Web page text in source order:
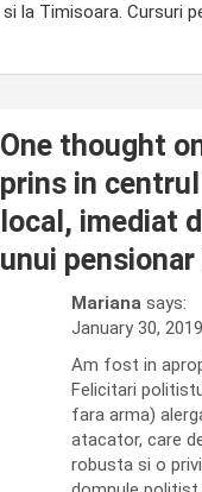
si la Timisoara. Cursuri
One thought
prins in
local, imediat
unui
Mariana says:
January 30,
Am fost in
Felicitari
fara arma)
atacator, care
robusta si o